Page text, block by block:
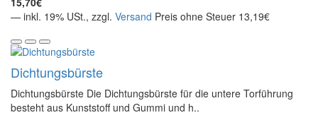
— inkl. 19% USt., zzgl. Versand Preis ohne Steuer 13,19€
Dichtungsbürste
Dichtungsbürste Die Dichtungsbürste für die untere Torführung
besteht aus Kunststoff und Gummi und h..